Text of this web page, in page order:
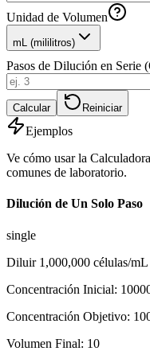
Unidad de Volumen
mL (mililitros)
Pasos de Dilución en Serie
Calcular Reiniciar
Ejemplos
Ve cómo usar la
comunes de laboratorio.
Dilución de Un Solo Paso
single
Diluir 1,000,000 células/
Concentración Inicial:
Concentración Objetivo:
Volumen Final: 10